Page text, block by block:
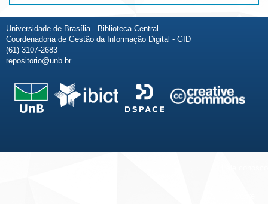
Universidade de Brasília - Biblioteca Central
Coordenadoria de Gestão da Informação Digital - GID
(61) 3107-2683
repositorio@unb.br